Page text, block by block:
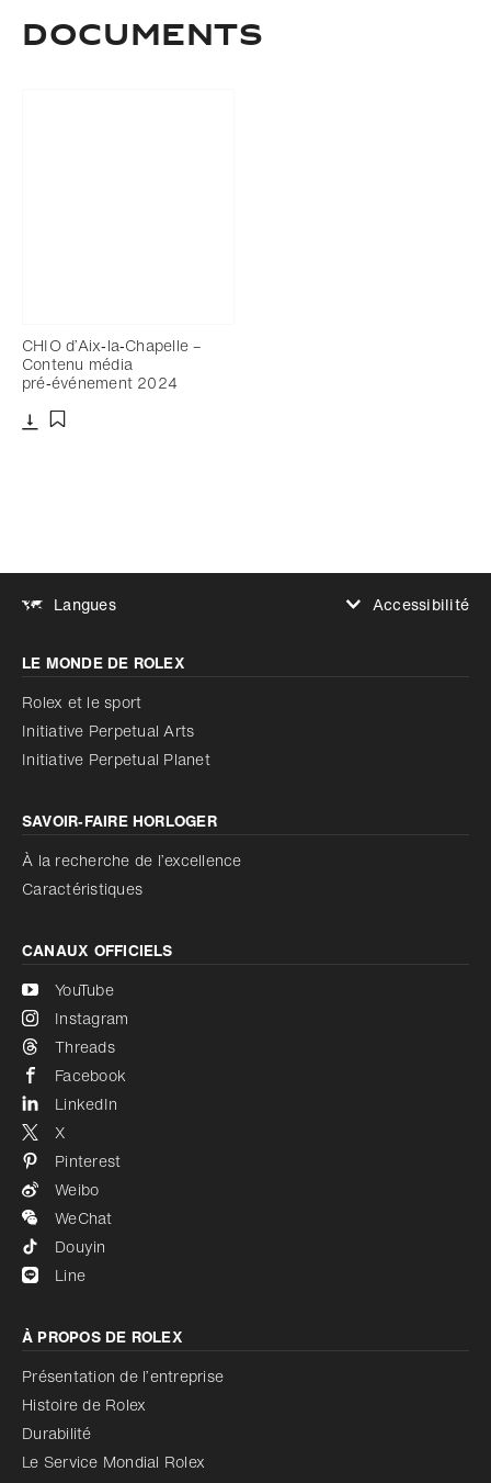
Documents
CHIO d’Aix‑la‑Chapelle –
Contenu média
pré‑événement 2024
Langues
Accessibilité
Augmenter le contraste
Désactivé
Réduire les animations
Réduire les animations
Désactivé
LE MONDE DE ROLEX
Rolex et le sport
Initiative Perpetual Arts
Initiative Perpetual Planet
SAVOIR‑FAIRE HORLOGER
À la recherche de l’excellence
Caractéristiques
CANAUX OFFICIELS
YouTube
Instagram
Threads
Facebook
LinkedIn
X
Pinterest
Weibo
WeChat
Douyin
Line
À PROPOS DE ROLEX
Présentation de l’entreprise
Histoire de Rolex
Durabilité
Le Service Mondial Rolex